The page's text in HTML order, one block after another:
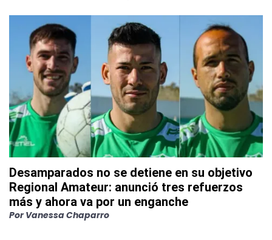
Desamparados no se detiene en su objetivo
Regional Amateur: anunció tres refuerzos
más y ahora va por un enganche
Por Vanessa Chaparro